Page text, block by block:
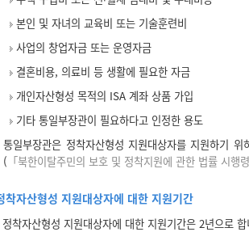
본인 및 자녀의 교육비 또는 기술훈련비
사업의 창업자금 또는 운영자금
결혼비용, 의료비 등 생활에 필요한 자금
개인자산형성 목적의 ISA 계좌 상품 가입
기타 통일부장관이 필요하다고 인정한 용도
통일부장관은 정착자산형성 지원대상자를 지원하기
( 「북한이탈주민의 보호 및 정착지원에 관한 법률 시행
착자산형성 지원대상자에 대한 지원기간
정착자산형성 지원대상자에 대한 지원기간은 2년으로 합